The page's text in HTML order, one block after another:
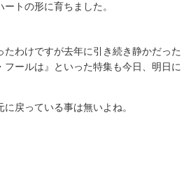
トの形に育ちました。
わけですが去年に引き続き静かだった
ールは』といった特集も今日、明日に
戻っている事は無いよね。